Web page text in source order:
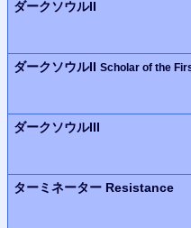
ダークソウルII
ダークソウルII Scholar of the
ダークソウルIII
ターミネーター Resistance